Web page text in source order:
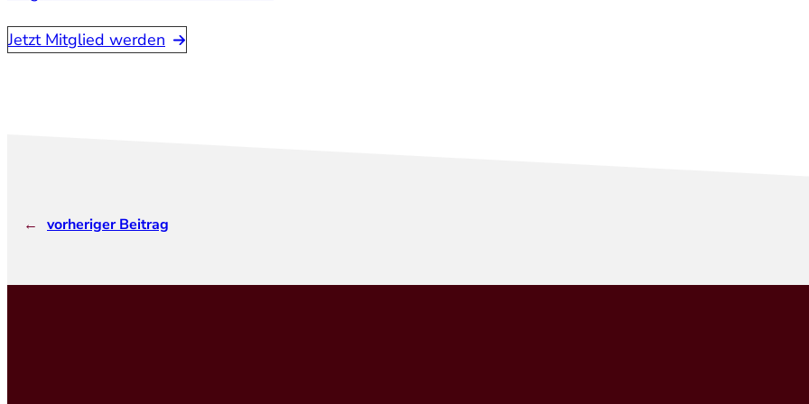
Jetzt Mitglied werden
← vorheriger Beitrag